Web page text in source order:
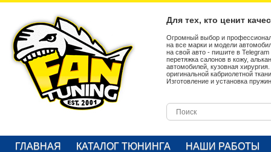
Для тех, кто ценит
Огромный выбор и
на все марки и модели
на свой авто - пишите в
перетяжка салонов в кожу,
автомобилей, кузовная
оригинальной кабриолетной
Изготовление и установка
ГЛАВНАЯ КАТАЛОГ ТЮНИНГА НАШИ РАБОТЫ